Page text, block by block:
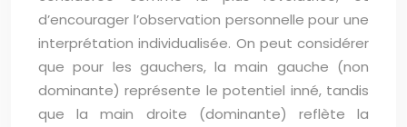
d’encourager l’observation personnelle pour une
interprétation individualisée. On peut considérer
que pour les gauchers, la main gauche (non
dominante) représente le potentiel inné, tandis
que la main droite (dominante) reflète la